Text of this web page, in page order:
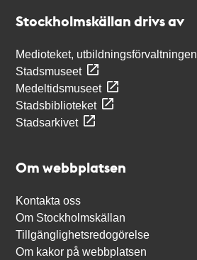
Stockholmskällan drivs av
Medioteket, utbildningsförvaltningen
Stadsmuseet
Medeltidsmuseet
Stadsbiblioteket
Stadsarkivet
Om webbplatsen
Kontakta oss
Om Stockholmskällan
Tillgänglighetsredogörelse
Om kakor på webbplatsen